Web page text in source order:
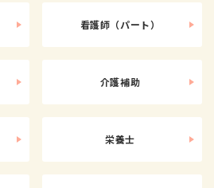
看護師（パート）
介護補助
栄養士